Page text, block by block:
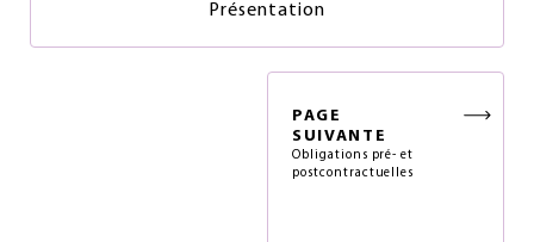
Présentation
PAGE
SUIVANTE
Obligations pré- et
postcontractuelles